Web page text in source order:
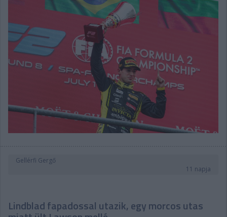
Gellérfi Gergő
11 napja
Lindblad fapadossal utazik, egy morcos utas